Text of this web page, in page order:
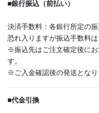
■銀行振込（前払い）
決済手数料：各銀行所定の
恐れ入りますが振込手数料は
※振込先はご注文確定後に
す。
※ご入金確認後の発送となり
■代金引換